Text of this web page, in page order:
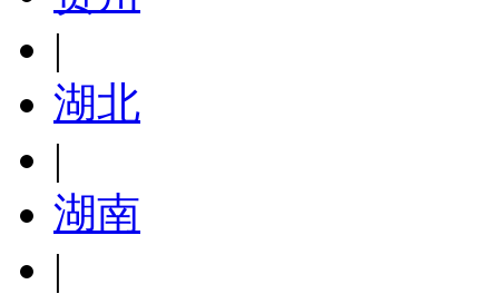
|
湖北
|
湖南
|